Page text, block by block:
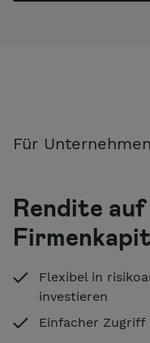
Für Unternehmen
Rendite auf
Flexibel in
investieren
Einfacher Zugriff